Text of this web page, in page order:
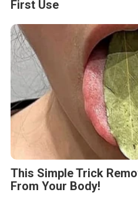
First Use
This Simple Trick
From Your Body!